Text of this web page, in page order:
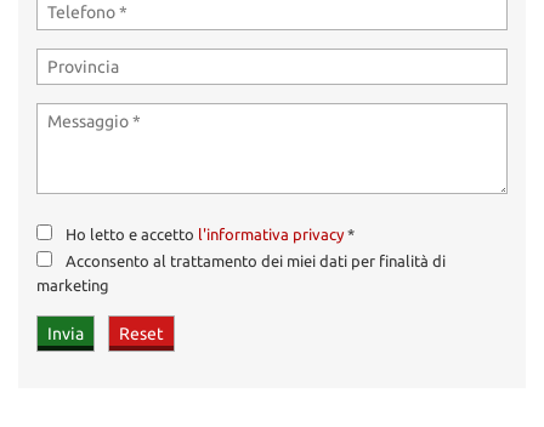
Ho letto e accetto l'informativa privacy*
Acconsento al trattamento dei miei dati per finalità di
marketing